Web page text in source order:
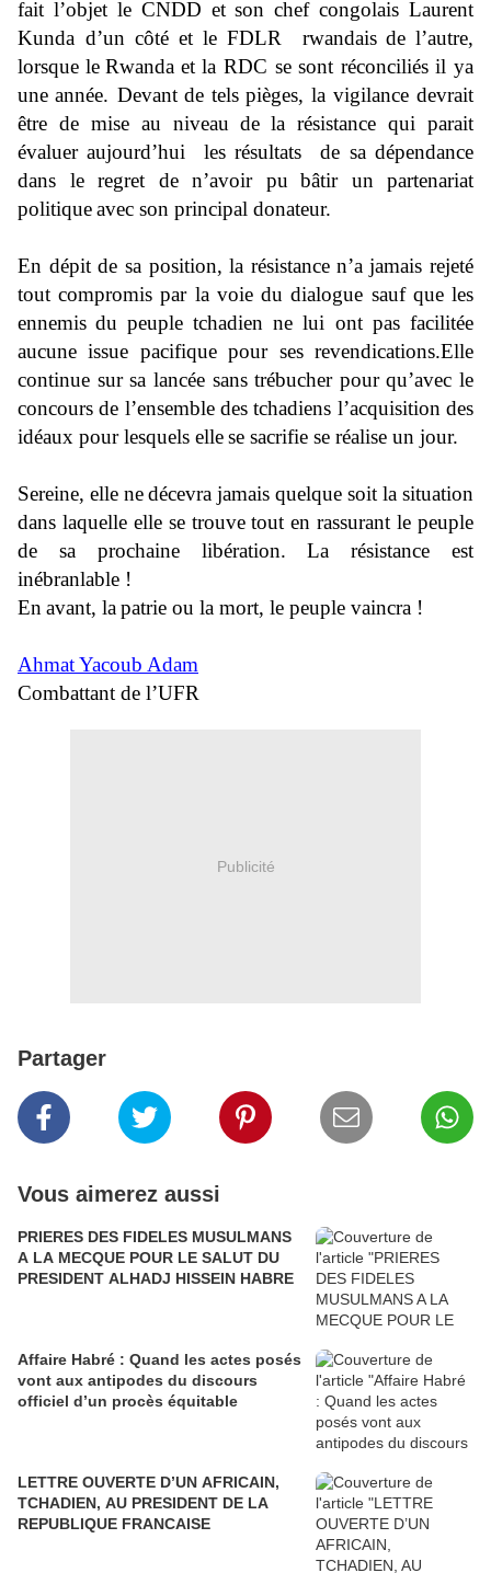
fait l’objet le CNDD et son chef congolais Laurent
Kunda d’un côté et le FDLR rwandais de l’autre,
lorsque le Rwanda et la RDC se sont réconciliés il ya
une année. Devant de tels pièges, la vigilance devrait
être de mise au niveau de la résistance qui parait
évaluer aujourd’hui les résultats de sa dépendance
dans le regret de n’avoir pu
bâtir un partenariat
politiqueavec son principal donateur.
En dépit de sa position, la résistance n’a jamais rejeté
tout compromis par la voie du dialogue sauf que les
ennemis du peuple tchadien ne lui ont pas facilitée
aucune issue pacifique pour ses revendications.Elle
continue sur sa lancée sans trébucher pour qu’avec le
concours de l’ensemble des tchadiens l’acquisition des
idéaux pour lesquels ellese sacrifie se réalise un jour.
Sereine, elle ne décevra jamais quelque soit la situation
dans laquelle elle se trouve tout en rassurant le peuple
de sa prochaine
libération.
La résistance est
inébranlable !
En avant, lapatrie ou la mort, le peuple vaincra !
Ahmat Yacoub Adam
Combattant de l’UFR
Publicité
Partager
Vous aimerez aussi
PRIERES DES FIDELES MUSULMANS
A LA MECQUE POUR LE SALUT DU
PRESIDENT ALHADJ HISSEIN HABRE
Affaire Habré : Quand les actes posés
vont aux antipodes du discours
officiel d’un procès équitable
LETTRE OUVERTE D’UN AFRICAIN,
TCHADIEN, AU PRESIDENT DE LA
REPUBLIQUE FRANCAISE